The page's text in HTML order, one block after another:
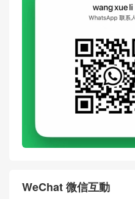
評論前必須登入！
WhatsApp